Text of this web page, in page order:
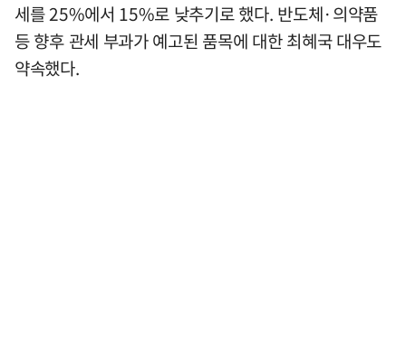
세를 25%에서 15%로 낮추기로 했다. 반도체·의약품
등 향후 관세 부과가 예고된 품목에 대한 최혜국 대우도
약속했다.